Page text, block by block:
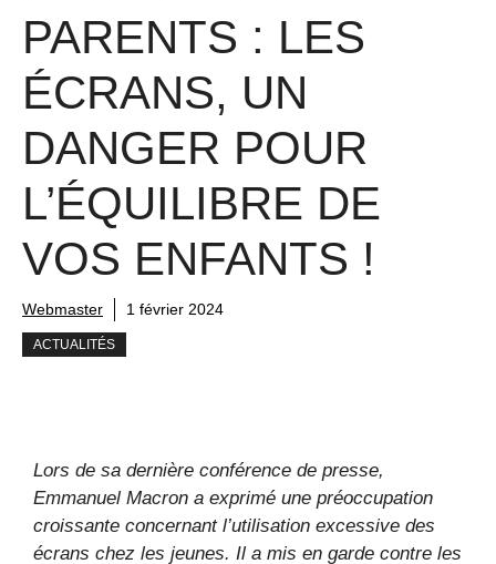
PARENTS : LES
ÉCRANS, UN
DANGER POUR
L’ÉQUILIBRE DE
VOS ENFANTS !
Webmaster 1 février 2024
ACTUALITÉS
Lors de sa dernière conférence de presse,
Emmanuel Macron a exprimé une préoccupation
croissante concernant l’utilisation excessive des
écrans chez les jeunes. Il a mis en garde contre les